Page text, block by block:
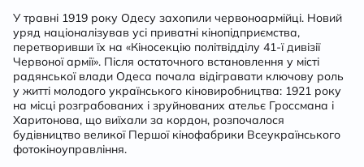
У травні 1919 року Одесу захопили червоноармійці. Новий
уряд націоналізував усі приватні кінопідприємства,
перетворивши їх на «Кіносекцію політвідділу 41-ї дивізії
Червоної армії». Після остаточного встановлення у місті
радянської влади Одеса почала відігравати ключову роль
у житті молодого українського кіновиробництва: 1921 року
на місці розграбованих і зруйнованих ательє Гроссмана і
Харитонова, що виїхали за кордон, розпочалося
будівництво великої Першої кінофабрики Всеукраїнського
фотокіноуправління.